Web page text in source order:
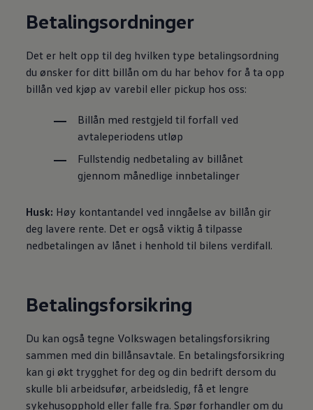
Betalingsordninger
Det er helt opp til deg hvilken type betalingsordning
du ønsker for ditt billån om du har behov for å ta opp
billån ved kjøp av varebil eller pickup hos oss:
Billån med restgjeld til forfall ved
avtaleperiodens utløp
Fullstendig nedbetaling av billånet
gjennom månedlige innbetalinger
Husk: Høy kontantandel ved inngåelse av billån gir
deg lavere rente. Det er også viktig å tilpasse
nedbetalingen av lånet i henhold til bilens verdifall.
Betalingsforsikring
Du kan også tegne Volkswagen betalingsforsikring
sammen med din billånsavtale. En betalingsforsikring
kan gi økt trygghet for deg og din bedrift dersom du
skulle bli arbeidsufør, arbeidsledig, få et lengre
sykehusopphold eller falle fra. Spør forhandler om du